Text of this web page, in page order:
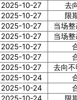
2025-10-27 去
2025-10-27 限
2025-10-27 当场
2025-10-27 当场
2025-10-27
2025-10-27
2025-10-27 去向
2025-10-24
2025-10-24